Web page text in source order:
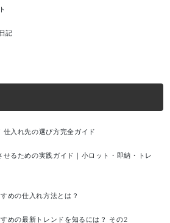
記
仕入れ先の選び方完全ガイド
るための実践ガイド｜小ロット・即納・トレ
めの仕入れ方法とは？
めの最新トレンドを知るには？ その2